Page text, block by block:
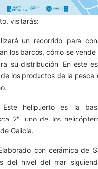
visitarás:
un recorrido para
los barcos, cómo se
su distribución. En este
los productos de la pesca
Este helipuerto es la
2", uno de los
Galicia.
con cerámica de
del nivel del mar